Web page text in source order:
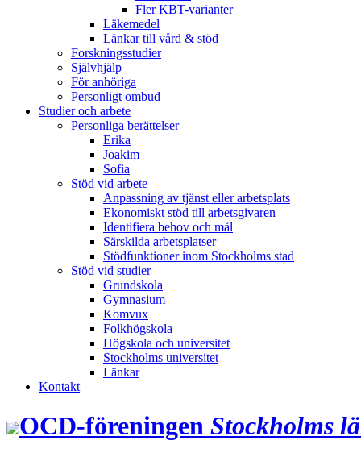
Fler KBT-varianter
Läkemedel
Länkar till vård & stöd
Forskningsstudier
Självhjälp
För anhöriga
Personligt ombud
Studier och arbete
Personliga berättelser
Erika
Joakim
Sofia
Stöd vid arbete
Anpassning av tjänst eller arbetsplats
Ekonomiskt stöd till arbetsgivaren
Identifiera behov och mål
Särskilda arbetsplatser
Stödfunktioner inom Stockholms stad
Stöd vid studier
Grundskola
Gymnasium
Komvux
Folkhögskola
Högskola och universitet
Stockholms universitet
Länkar
Kontakt
OCD‑föreningen Stockholms